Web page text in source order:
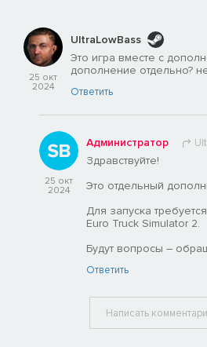
25 окт
2024
UltraLowBass
Это игра вместе с
дополнение отдельно?
Ответить
25 окт
2024
Администратор
Здравствуйте!
Это отдельный
Для запуска
Euro Truck Simulator 2.
Будут вопросы –
Ответить